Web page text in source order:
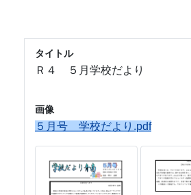
タイトル
Ｒ４ ５月学校だより
画像
５月号 学校だより.pdf